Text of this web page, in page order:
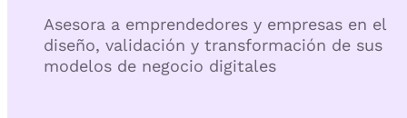
Asesora a emprendedores y empresas en el
diseño, validación y transformación de sus
modelos de negocio digitales